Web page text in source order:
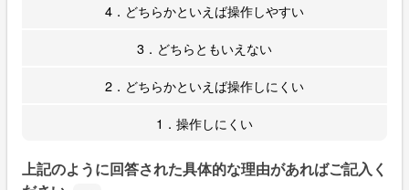
4．どちらかといえば操作しやすい
3．どちらともいえない
2．どちらかといえば操作しにくい
1．操作しにくい
上記のように回答された具体的な理由があればご記入く